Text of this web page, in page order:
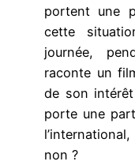
portent une
cette
journée,
raconte un
de son
porte une
non ?